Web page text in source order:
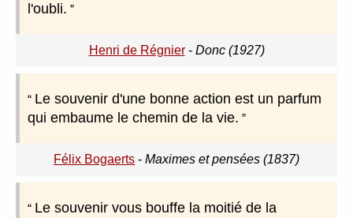
l'oubli.
Henri de Régnier- Donc (1927)
Le souvenir d'une bonne action est un parfum
qui embaume le chemin de la vie.
Félix Bogaerts - Maximes et pensées (1837)
Le souvenir vous bouffe la moitié de la